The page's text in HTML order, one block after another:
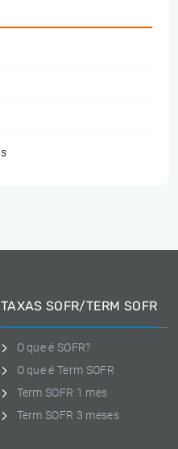
TAXAS SOFR/TERM SOFR
O que é SOFR?
O que é Term SOFR
Term SOFR 1 mes
Term SOFR 3 meses